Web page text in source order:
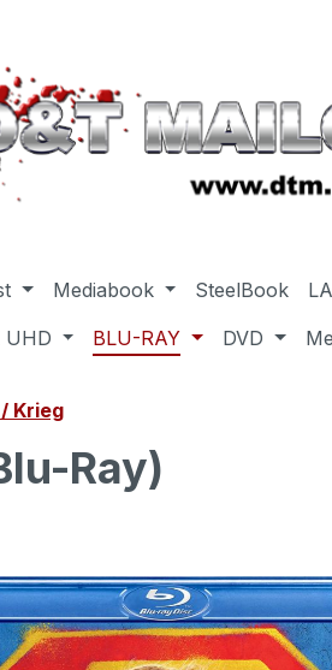
Mediabook SteelBook
UHD BLU-RAY DVD
Krieg
Ray)